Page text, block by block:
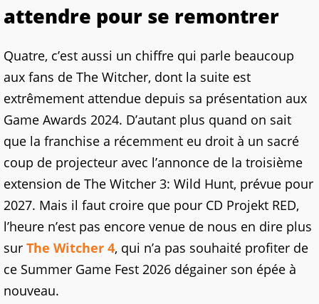
attendre pour se remontrer
Quatre, c’est aussi un chiffre qui parle beaucoup
aux fans de The Witcher, dont la suite est
extrêmement attendue depuis sa présentation aux
Game Awards 2024. D’autant plus quand on sait
que la franchise a récemment eu droit à un sacré
coup de projecteur avec l’annonce de la troisième
extension de The Witcher 3: Wild Hunt, prévue pour
2027. Mais il faut croire que pour CD Projekt RED,
l’heure n’est pas encore venue de nous en dire plus
sur The Witcher 4, qui n’a pas souhaité profiter de
ce Summer Game Fest 2026 dégainer son épée à
nouveau.